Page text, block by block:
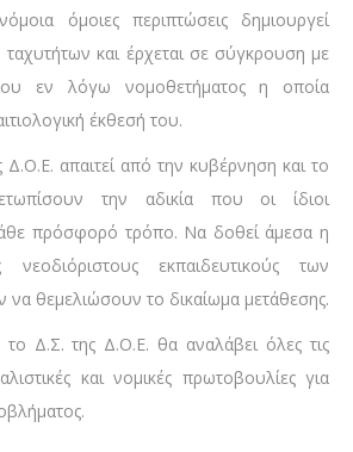
όμοιες περιπτώσεις δημιουργεί
ταχυτήτων και έρχεται σε σύγκρουση με
εν λόγω νομοθετήματος η οποία
έκθεσή του.
απαιτεί από την κυβέρνηση και το
την αδικία που οι ίδιοι
πρόσφορό τρόπο. Να δοθεί άμεσα η
νεοδιόριστους εκπαιδευτικούς των
θεμελιώσουν το δικαίωμα μετάθεσης.
Δ.Σ. της Δ.Ο.Ε. θα αναλάβει όλες τις
και νομικές πρωτοβουλίες για